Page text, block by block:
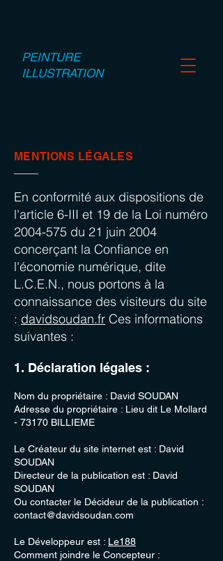
PEINTURE
ILLUSTRATION
MENTIONS LÉGALES
En conformité aux dispositions de
l'article 6-III et 19 de la Loi numéro
2004-575 du 21 juin 2004
concerçant la Confiance en
l'économie numérique, dite
L.C.E.N., nous portons à la
connaissance des visiteurs du site
: davidsoudan.fr Ces informations
suivantes :
1. Déclaration légales :
Nom du propriétaire : David SOUDAN
Adresse du propriétaire : Lieu dit Le Mollard
- 73170 BILLIEME
Le Créateur du site internet est : David
SOUDAN
Directeur de la publication est : David
SOUDAN
Ou contacter le Décideur de la publication :
contact@davidsoudan.com
Le Développeur est : Le188
Comment joindre le Concepteur :